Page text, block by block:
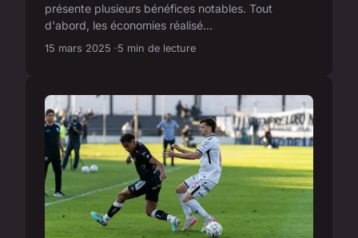
présente plusieurs bénéfices notables. Tout
d'abord, les économies réalisé...
15 mars 2025 5 min de lecture